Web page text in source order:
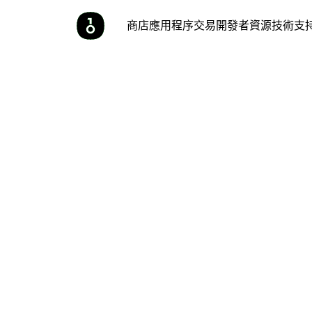
商店應用程序交易開發者資源技術支